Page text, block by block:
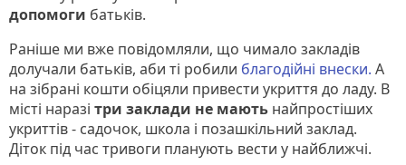
допомоги батьків.
Раніше ми вже повідомляли, що чимало закладів
долучали батьків, аби ті робили благодійні внески. А
на зібрані кошти обіцяли привести укриття до ладу. В
місті наразі три заклади не мають найпростіших
укриттів - садочок, школа і позашкільний заклад.
Діток під час тривоги планують вести у найближчі.